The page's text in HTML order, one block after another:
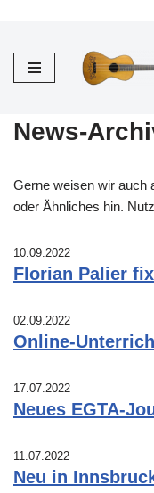
Inhalt
News-
Gerne weisen wir auch
oder Ähnliches hin.
10.09.2022
Florian Palier
02.09.2022
Online-
17.07.2022
Neues EGTA-
11.07.2022
Neu in